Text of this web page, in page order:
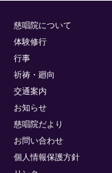
慈唱院について
体験修行
行事
祈祷・廻向
交通案内
お知らせ
慈唱院だより
お問い合わせ
個人情報保護方針